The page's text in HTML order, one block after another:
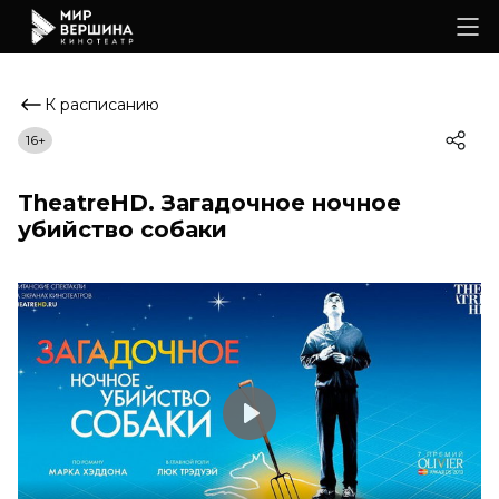
К расписанию
TheatreHD. Загадочное ночное
убийство собаки
16+
Play